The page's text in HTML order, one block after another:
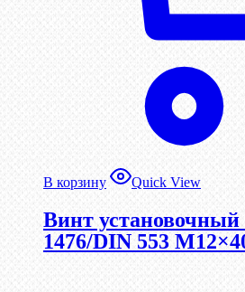
В корзину Quick View
Винт
1476/DIN 553